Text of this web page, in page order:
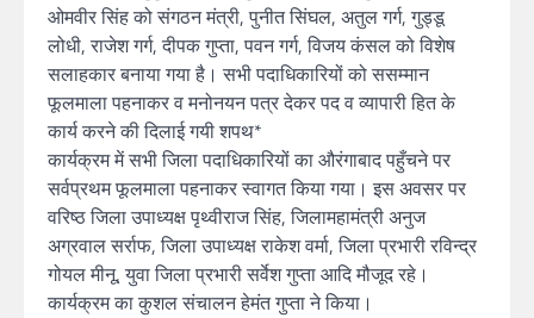
ओमवीर सिंह को संगठन मंत्री, पुनीत सिंघल, अतुल गर्ग, गुड्डू
लोधी, राजेश गर्ग, दीपक गुप्ता, पवन गर्ग, विजय कंसल को विशेष
सलाहकार बनाया गया है। सभी पदाधिकारियों को ससम्मान
फूलमाला पहनाकर व मनोनयन पत्र देकर पद व व्यापारी हित के
कार्य करने की दिलाई गयी शपथ*
कार्यक्रम में सभी जिला पदाधिकारियों का औरंगाबाद पहुँचने पर
सर्वप्रथम फूलमाला पहनाकर स्वागत किया गया। इस अवसर पर
वरिष्ठ जिला उपाध्यक्ष पृथ्वीराज सिंह, जिलामहामंत्री अनुज
अग्रवाल सर्राफ, जिला उपाध्यक्ष राकेश वर्मा, जिला प्रभारी रविन्द्र
गोयल मीनू, युवा जिला प्रभारी सर्वेश गुप्ता आदि मौजूद रहे।
कार्यक्रम का कुशल संचालन हेमंत गुप्ता ने किया।